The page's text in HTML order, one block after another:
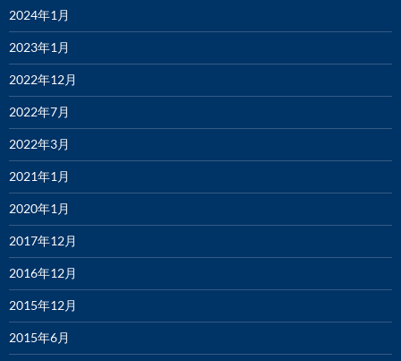
2024年1月
2023年1月
2022年12月
2022年7月
2022年3月
2021年1月
2020年1月
2017年12月
2016年12月
2015年12月
2015年6月